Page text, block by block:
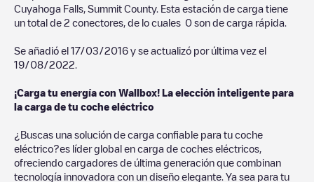
Cuyahoga Falls Summit County. Esta estación de carga tiene
un total de 2 conectores, de lo cuales 0 son de carga rápida.
Se añadió el 17/03/2016 y se actualizó por última vez el
19/08/2022
¡Carga tu energía con Wallbox! La elección inteligente para
la carga de tu coche eléctrico
¿Buscas una solución de carga confiable para tu coche
eléctrico?es líder global en carga de coches eléctricos,
ofreciendo cargadores de última generación que combinan
tecnología innovadora con un diseño elegante. Ya sea para tu